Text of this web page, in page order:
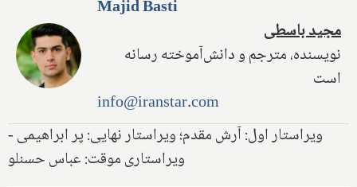
Majid Basti
مجید باسطی
نویسنده، مترجم و دانش‌آموخته رسانه
است
info@iranstar.com
ویراستار اول: آرش مقدم؛ ویراستار نهایی: پر ابراهیمی -
ویراستاری موقت: عباس حسنلو